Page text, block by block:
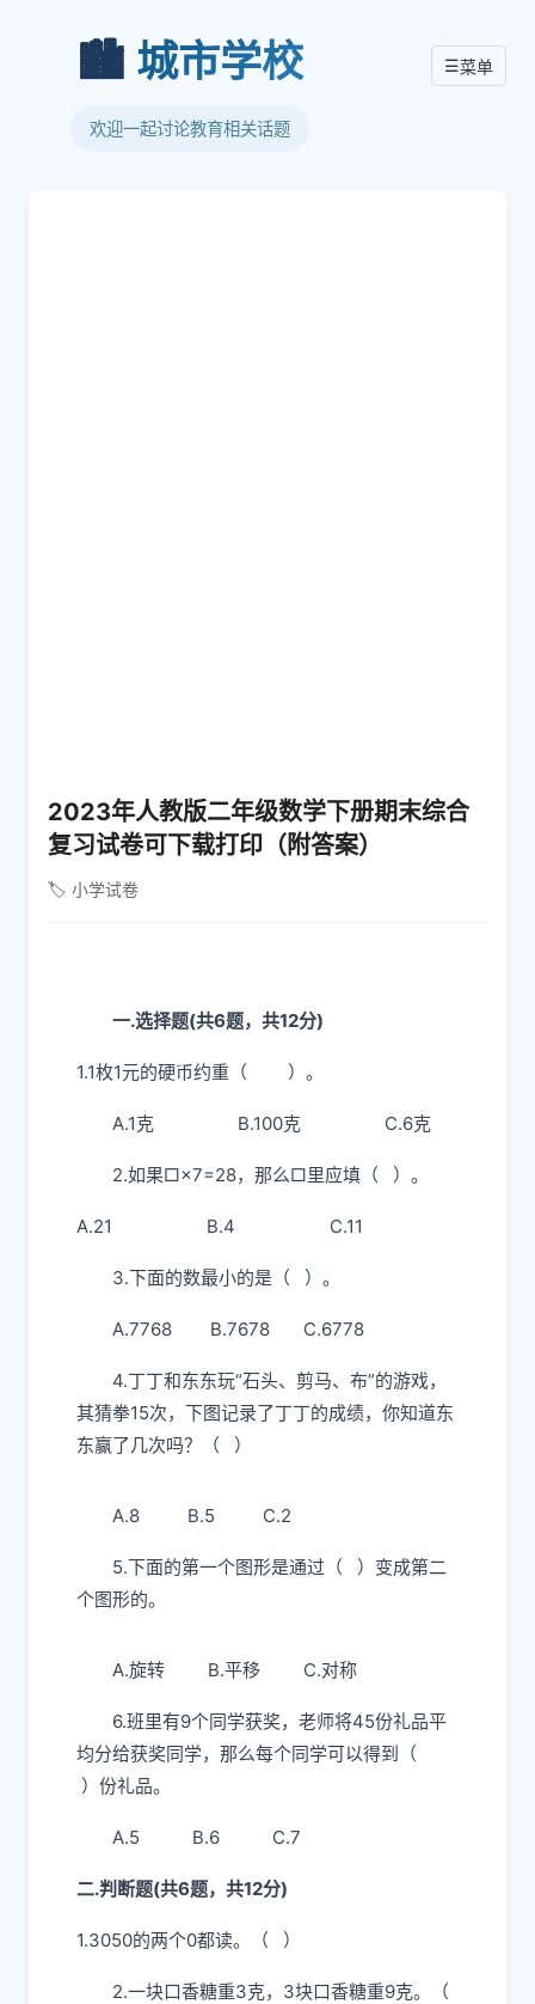
🏙️ 城市学校
欢迎一起讨论教育相关话题
☰菜单
2023年人教版二年级数学下册期末综合
复习试卷可下载打印（附答案）
🏷️ 小学试卷
一.选择题(共6题，共12分)
1.1枚1元的硬币约重（ ）。
A.1克 B.100克 C.6克
2.如果□×7=28，那么□里应填（ ）。
A.21 B.4 C.11
3.下面的数最小的是（ ）。
A.7768 B.7678 C.6778
4.丁丁和东东玩“石头、剪马、布”的游戏，
其猜拳15次，下图记录了丁丁的成绩，你知道东
东赢了几次吗？（ ）
A.8 B.5 C.2
5.下面的第一个图形是通过（ ）变成第二
个图形的。
A.旋转 B.平移 C.对称
6.班里有9个同学获奖，老师将45份礼品平
均分给获奖同学，那么每个同学可以得到（
）份礼品。
A.5 B.6 C.7
二.判断题(共6题，共12分)
1.3050的两个0都读。（ ）
2.一块口香糖重3克，3块口香糖重9克。（